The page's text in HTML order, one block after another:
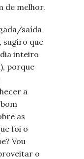
de melhor.
saída
sugiro que
inteiro
porque
a
as
foi o
Vou
o